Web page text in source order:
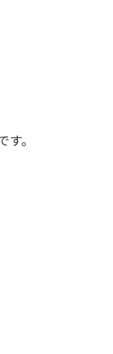
す。